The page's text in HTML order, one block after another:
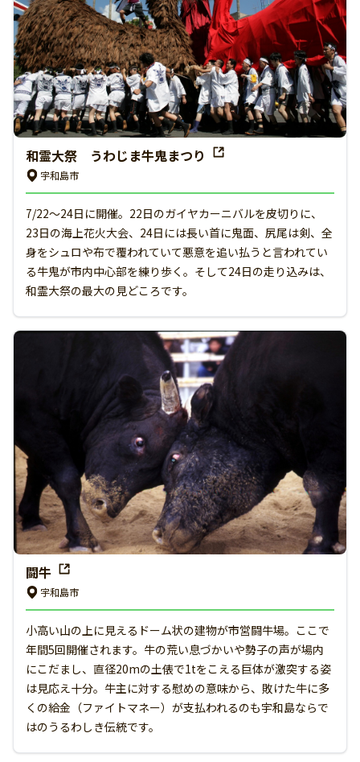
和霊大祭 うわじま牛鬼まつり
宇和島市
7/22～24日に開催。22日のガイヤカーニバルを皮切りに、
23日の海上花火大会、24日には長い首に鬼面、尻尾は剣、全
身をシュロや布で覆われていて悪意を追い払うと言われてい
る牛鬼が市内中心部を練り歩く。そして24日の走り込みは、
和霊大祭の最大の見どころです。
闘牛
宇和島市
小高い山の上に見えるドーム状の建物が市営闘牛場。ここで
年間5回開催されます。牛の荒い息づかいや勢子の声が場内
にこだまし、直径20mの土俵で1tをこえる巨体が激突する姿
は見応え十分。牛主に対する慰めの意味から、敗けた牛に多
くの給金（ファイトマネー）が支払われるのも宇和島ならで
はのうるわしき伝統です。